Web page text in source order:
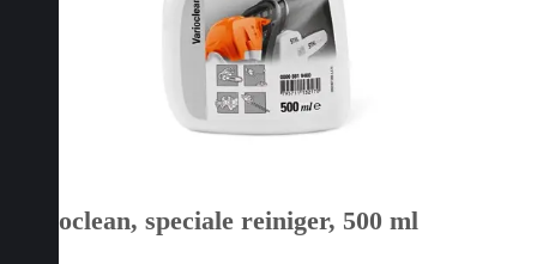
Varioclean, speciale reiniger, 500 ml